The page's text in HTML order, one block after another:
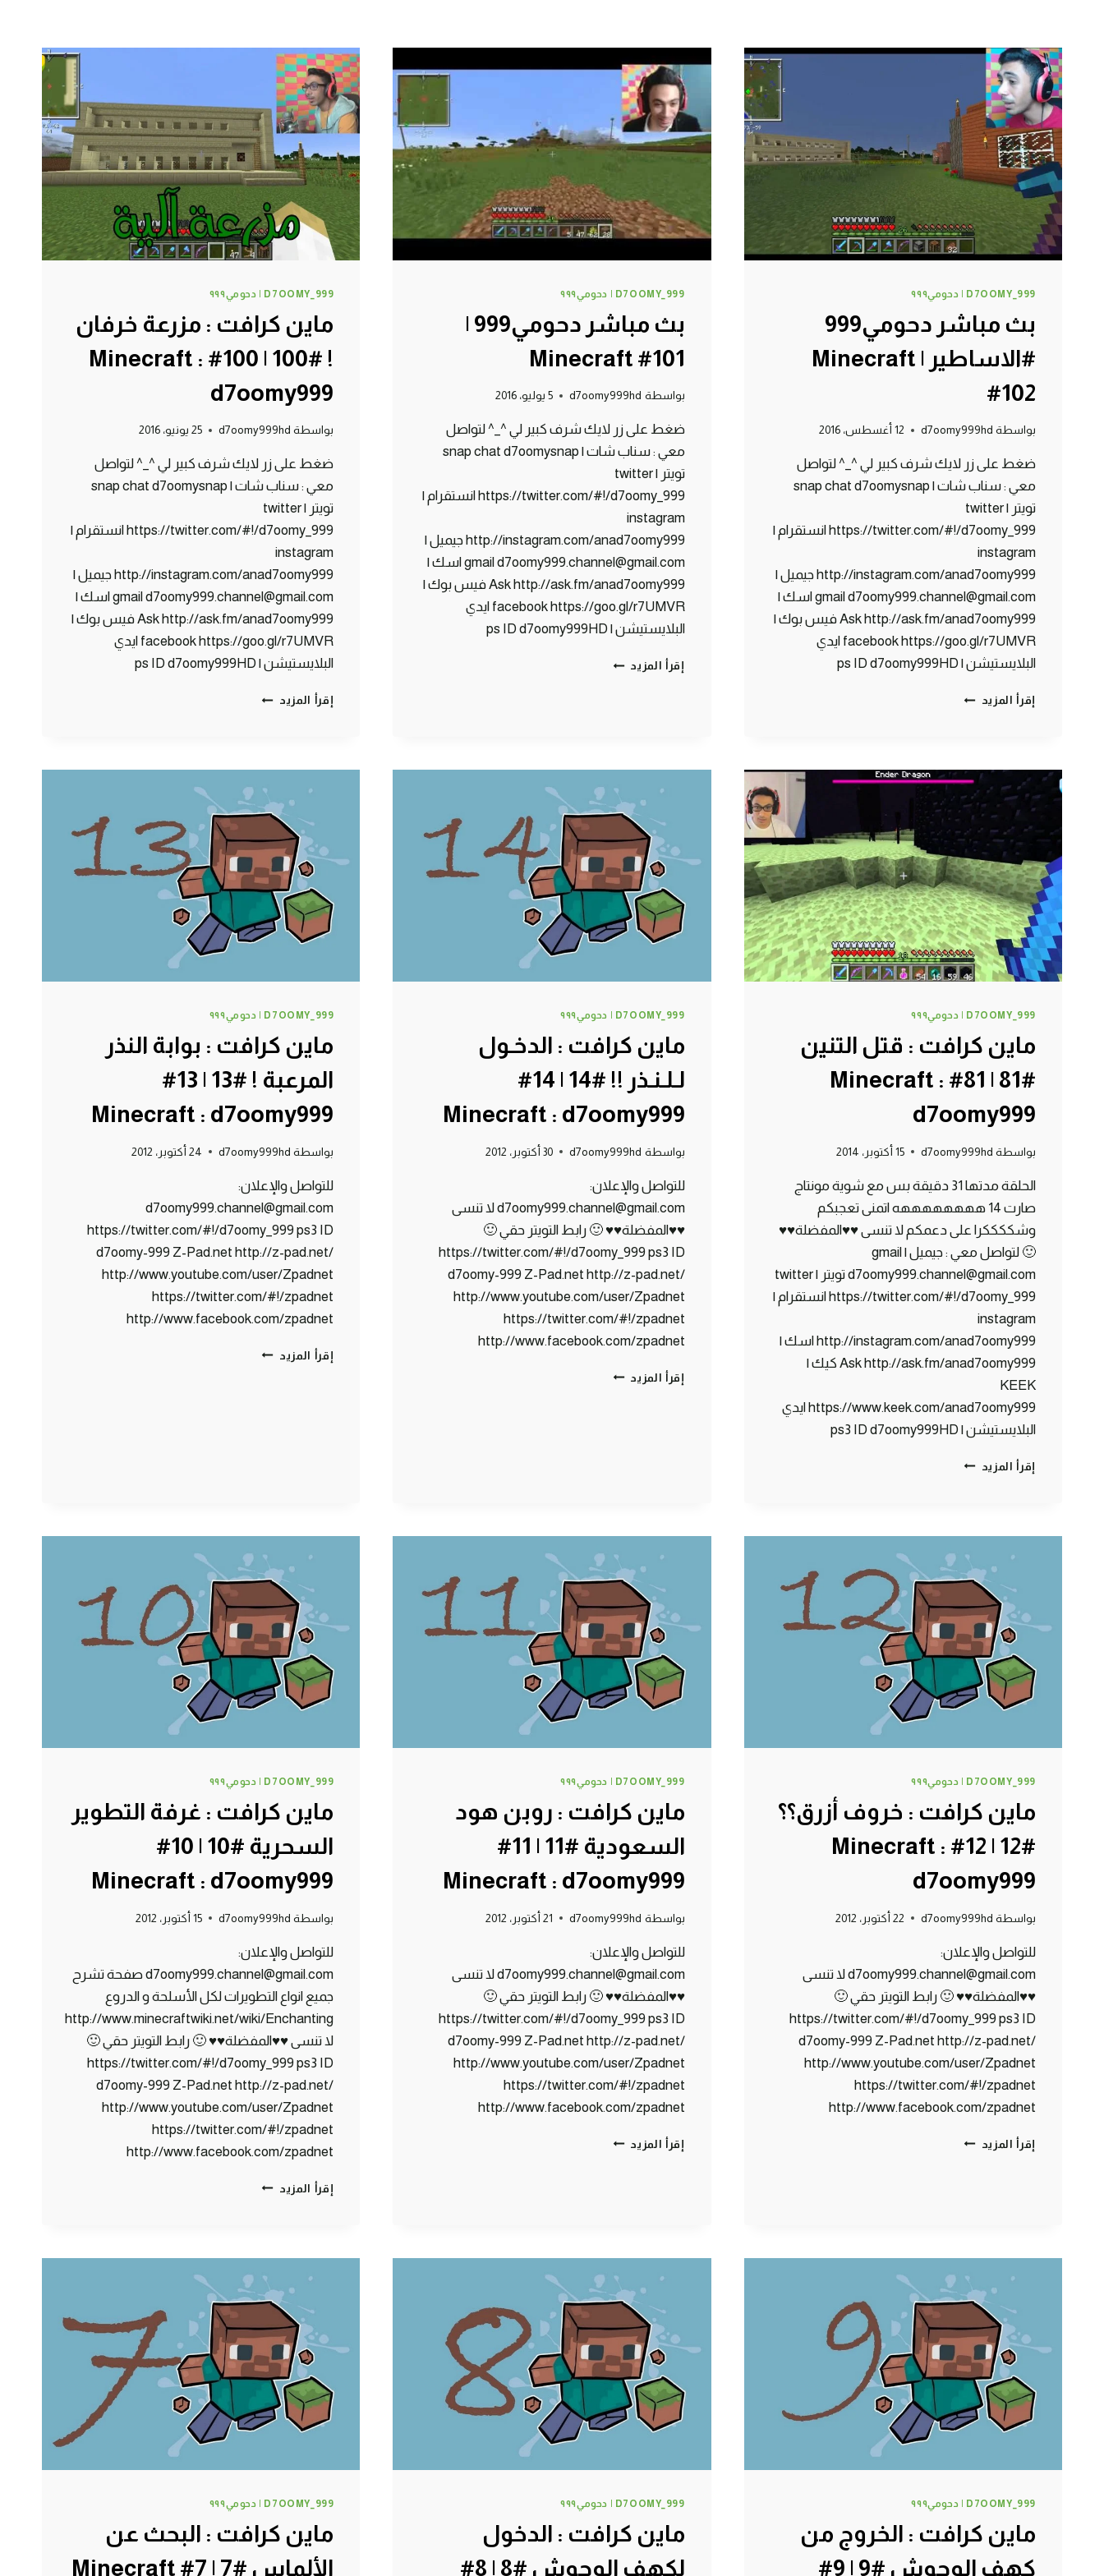
D7OOMY_999 | دحومي٩٩٩
بث مباشر دحومي999
#الاساطير | Minecraft
#102
بواسطة d7oomy999hd 12 أغسطس، 2016
ضغط على زر لايك شرف كبير لي ^_^ لتواصل
معي : سناب شات | snap chat d7oomysnap
تويتر | twitter
https://twitter.com/#!/d7oomy_999 انستقرام |
instagram
http://instagram.com/anad7oomy999 جيميل |
gmail d7oomy999.channel@gmail.com اسك |
Ask http://ask.fm/anad7oomy999 فيس بوك |
facebook https://goo.gl/r7UMVR ايدي
البلايستيشن | ps ID d7oomy999HD
إقرأ المزيد بث
MINECRAFT
#102
D7OOMY_999 | دحومي٩٩٩
بث مباشر دحومي999 |
Minecraft #101
بواسطة d7oomy999hd 5 يوليو، 2016
ضغط على زر لايك شرف كبير لي ^_^ لتواصل
معي : سناب شات | snap chat d7oomysnap
تويتر | twitter
https://twitter.com/#!/d7oomy_999 انستقرام |
instagram
http://instagram.com/anad7oomy999 جيميل |
gmail d7oomy999.channel@gmail.com اسك |
Ask http://ask.fm/anad7oomy999 فيس بوك |
facebook https://goo.gl/r7UMVR ايدي
البلايستيشن | ps ID d7oomy999HD
إقرأ المزيد بث
D7OOMY_999 | دحومي٩٩٩
ماين كرافت : مزرعة خرفان
! #100 | 100# Minecraft :
d7oomy999
بواسطة d7oomy999hd 25 يونيو، 2016
ضغط على زر لايك شرف كبير لي ^_^ لتواصل
معي : سناب شات | snap chat d7oomysnap
تويتر | twitter
https://twitter.com/#!/d7oomy_999 انستقرام |
instagram
http://instagram.com/anad7oomy999 جيميل |
gmail d7oomy999.channel@gmail.com اسك |
Ask http://ask.fm/anad7oomy999 فيس بوك |
facebook https://goo.gl/r7UMVR ايدي
البلايستيشن | ps ID d7oomy999HD
إقرأ المزيد ماين
#100
|
MINECRAFT
:
D7OOMY999
D7OOMY_999 | دحومي٩٩٩
ماين كرافت : قتل التنين
#81 | 81# Minecraft :
d7oomy999
بواسطة d7oomy999hd 15 أكتوبر، 2014
الحلقة مدتها 31 دقيقة بس مع شوية مونتاج
صارت 14 ههههههههه اتمنى تعجبكم
وشككككرا على دعمكم لا تنسى ♥♥المفضلة♥♥
🙂 لتواصل معي : جيميل | gmail
d7oomy999.channel@gmail.com تويتر | twitter
https://twitter.com/#!/d7oomy_999 انستقرام |
instagram
http://instagram.com/anad7oomy999 اسك |
Ask http://ask.fm/anad7oomy999 كيك |
KEEK
https://www.keek.com/anad7oomy999 ايدي
البلايستيشن | ps3 ID d7oomy999HD
إقرأ المزيد ماين
81#
MINECRAFT
:
D7OOMY999
D7OOMY_999 | دحومي٩٩٩
ماين كرافت : الدخـول
لـلـنـذر !! #14 | 14#
Minecraft : d7oomy999
بواسطة d7oomy999hd 30 أكتوبر، 2012
للتواصل والإعلان:
d7oomy999.channel@gmail.com لا تنسى
♥♥المفضلة♥♥ 🙂 رابط التويتر حقي 🙂
https://twitter.com/#!/d7oomy_999 ps3 ID
d7oomy-999 Z-Pad.net http://z-pad.net/
http://www.youtube.com/user/Zpadnet
https://twitter.com/#!/zpadnet
http://www.facebook.com/zpadnet
إقرأ المزيد ماين
D7OOMY999
D7OOMY_999 | دحومي٩٩٩
ماين كرافت : بوابة النذر
المرعبة ! #13 | 13#
Minecraft : d7oomy999
بواسطة d7oomy999hd 24 أكتوبر، 2012
للتواصل والإعلان:
d7oomy999.channel@gmail.com
https://twitter.com/#!/d7oomy_999 ps3 ID
d7oomy-999 Z-Pad.net http://z-pad.net/
http://www.youtube.com/user/Zpadnet
https://twitter.com/#!/zpadnet
http://www.facebook.com/zpadnet
إقرأ المزيد ماين
D7OOMY999
D7OOMY_999 | دحومي٩٩٩
ماين كرافت : خروف أزرق؟؟
#12 | 12# Minecraft :
d7oomy999
بواسطة d7oomy999hd 22 أكتوبر، 2012
للتواصل والإعلان:
d7oomy999.channel@gmail.com لا تنسى
♥♥المفضلة♥♥ 🙂 رابط التويتر حقي 🙂
https://twitter.com/#!/d7oomy_999 ps3 ID
d7oomy-999 Z-Pad.net http://z-pad.net/
http://www.youtube.com/user/Zpadnet
https://twitter.com/#!/zpadnet
http://www.facebook.com/zpadnet
إقرأ المزيد ماين
12#
MINECRAFT
:
D7OOMY999
D7OOMY_999 | دحومي٩٩٩
ماين كرافت : روبن هود
السعودية #11 | 11#
Minecraft : d7oomy999
بواسطة d7oomy999hd 21 أكتوبر، 2012
للتواصل والإعلان:
d7oomy999.channel@gmail.com لا تنسى
♥♥المفضلة♥♥ 🙂 رابط التويتر حقي 🙂
https://twitter.com/#!/d7oomy_999 ps3 ID
d7oomy-999 Z-Pad.net http://z-pad.net/
http://www.youtube.com/user/Zpadnet
https://twitter.com/#!/zpadnet
http://www.facebook.com/zpadnet
إقرأ المزيد ماين
|
11#
MINECRAFT
:
D7OOMY999
D7OOMY_999 | دحومي٩٩٩
ماين كرافت : غرفة التطوير
السحرية #10 | 10#
Minecraft : d7oomy999
بواسطة d7oomy999hd 15 أكتوبر، 2012
للتواصل والإعلان:
d7oomy999.channel@gmail.com صفحة تشرح
جميع انواع التطويرات لكل الأسلحة و الدروع
http://www.minecraftwiki.net/wiki/Enchanting
لا تنسى ♥♥المفضلة♥♥ 🙂 رابط التويتر حقي 🙂
https://twitter.com/#!/d7oomy_999 ps3 ID
d7oomy-999 Z-Pad.net http://z-pad.net/
http://www.youtube.com/user/Zpadnet
https://twitter.com/#!/zpadnet
http://www.facebook.com/zpadnet
إقرأ المزيد ماين
#10
|
MINECRAFT
:
D7OOMY999
D7OOMY_999 | دحومي٩٩٩
ماين كرافت : الخروج من
كهف الوحوش #9 | 9#
D7OOMY_999 | دحومي٩٩٩
ماين كرافت : الدخول
لكهف الوحوش #8 | 8#
D7OOMY_999 | دحومي٩٩٩
ماين كرافت : البحث عن
الألماس #7 | 7# Minecraft